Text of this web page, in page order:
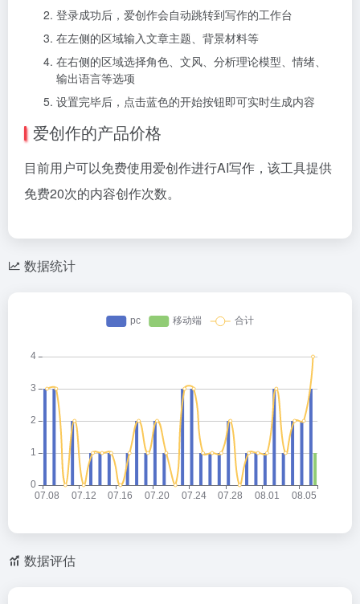
登录成功后，爱创作会自动跳转到写作的工作台
在左侧的区域输入文章主题、背景材料等
在右侧的区域选择角色、文风、分析理论模型、情绪、
输出语言等选项
设置完毕后，点击蓝色的开始按钮即可实时生成内容
爱创作的产品价格
目前用户可以免费使用爱创作进行AI写作，该工具提供
免费20次的内容创作次数。
数据统计
数据评估